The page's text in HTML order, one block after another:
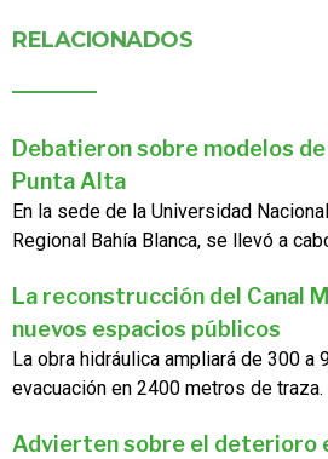
RELACIONADOS
Debatieron sobre modelos
Punta Alta
En la sede de la Universidad
Regional Bahía Blanca, se llevó a
La reconstrucción del Canal
nuevos espacios públicos
La obra hidráulica ampliará de 300 a
evacuación en 2400 metros de traza.
Advierten sobre el deterioro